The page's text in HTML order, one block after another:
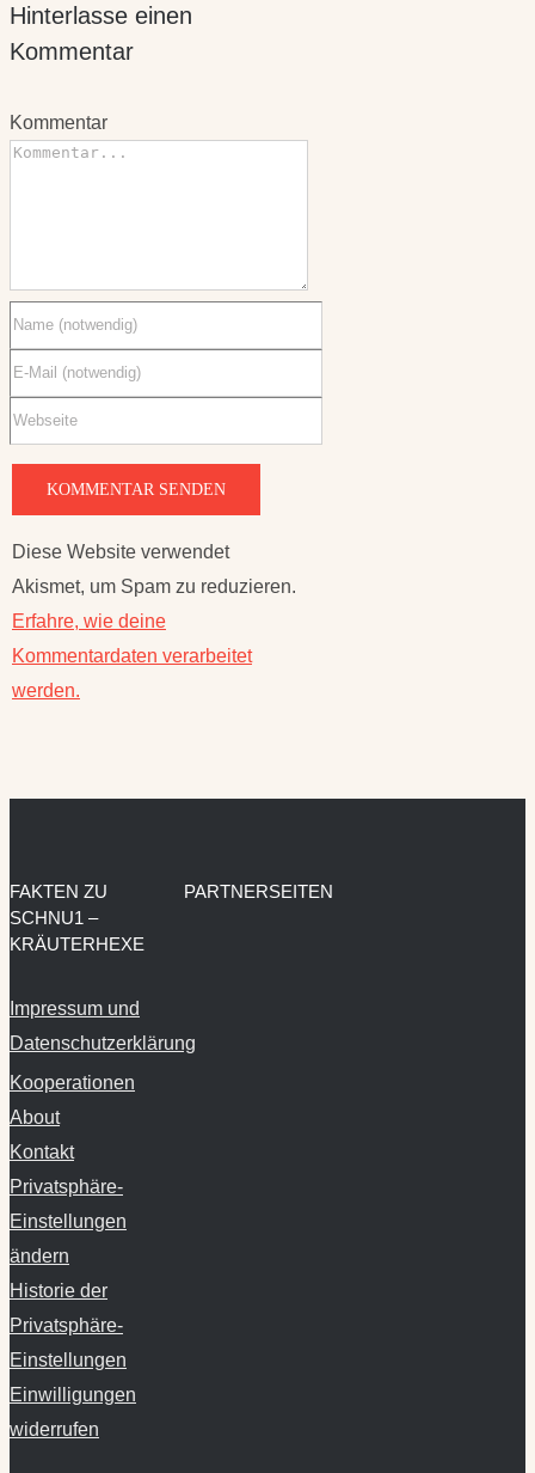
Hinterlasse einen
Kommentar
Kommentar
Diese Website verwendet
Akismet, um Spam zu reduzieren.
Erfahre, wie deine
Kommentardaten verarbeitet
werden.
FAKTEN ZU
SCHNU1 –
KRÄUTERHEXE
Impressum und
Datenschutzerklärung
Kooperationen
About
Kontakt
Privatsphäre-
Einstellungen
ändern
Historie der
Privatsphäre-
Einstellungen
Einwilligungen
widerrufen
PARTNERSEITEN